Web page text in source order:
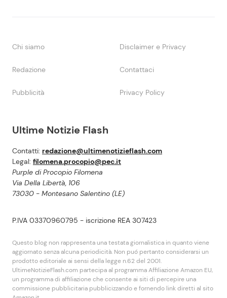
Ultime Notizie Flash
Contatti: redazione@ultimenotizieflash.com
Legal: filomena.procopio@pec.it
Purple di Procopio Filomena
Via Della Libertà, 106
73030 - Montesano Salentino (LE)
P.IVA 03370960795 - iscrizione REA 307423
Questo blog non rappresenta una testata giornalistica in quanto viene
aggiornato senza alcuna periodicità. Non puó pertanto considerarsi un
prodotto editoriale ai sensi della legge n.62 del 2001.
UltimeNotizieFlash.com partecipa al programma Affiliazione Amazon EU,
un programma di affiliazione che consente ai siti di percepire una
commissione pubblicitaria pubblicizzando e fornendo link diretti al sito
Chi siamo Disclaimer e Privacy
Redazione Contattaci
Pubblicità Privacy Policy